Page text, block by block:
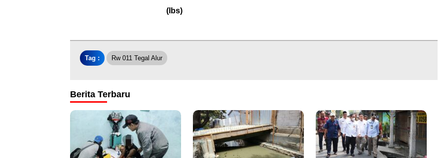
(lbs)
Tag : Rw 011 Tegal Alur
Berita Terbaru